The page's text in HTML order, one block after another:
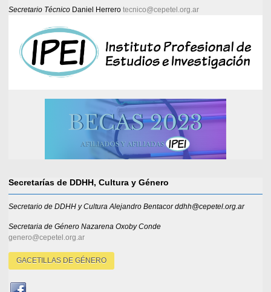
Secretario Técnico Daniel Herrero tecnico@cepetel.org.ar
Secretarías de DDHH, Cultura y Género
Secretario de DDHH y Cultura Alejandro Bentacor ddhh@cepetel.org.ar
Secretaria de Género Nazarena Oxoby Conde
genero@cepetel.org.ar
GACETILLAS DE GÉNERO